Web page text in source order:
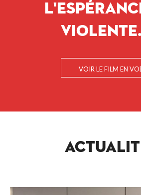
VOIR LE FILM EN